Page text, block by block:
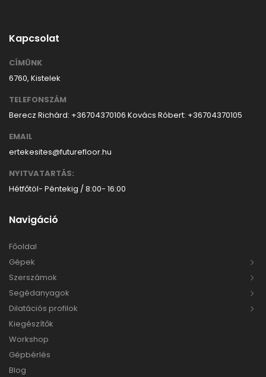
Kapcsolat
CÍMÜNK
6760, Kistelek
TELEFONSZÁM
Berecz Richárd: +36704370106 Kovács Róbert: +36704370105
EMAIL
ertekesites@futurefloor.hu
NYITVATARTÁS:
Hétfőtöl- Péntekig / 8:00- 16:00
Navigáció
Főoldal
Gépek
Szerszámok
Segédanyagok
Dilatációs profilok
Kiegészítők
Workshop
Gépbérlés
Blog